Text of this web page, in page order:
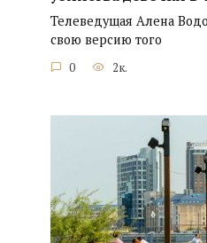
Телеведущая Алена
свою версию того
0 2к.